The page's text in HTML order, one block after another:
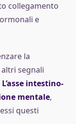
collegamento
e
la
segnali
L’asse intestino-
mentale,
questi